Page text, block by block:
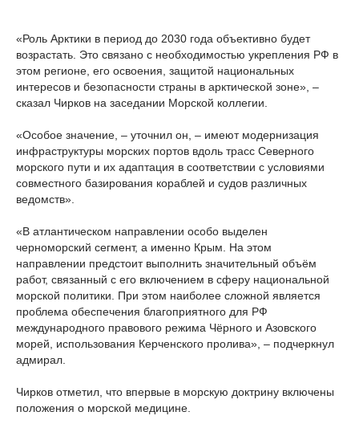
«Роль Арктики в период до 2030 года объективно будет
возрастать. Это связано с необходимостью укрепления РФ в
этом регионе, его освоения, защитой национальных
интересов и безопасности страны в арктической зоне», –
сказал Чирков на заседании Морской коллегии.
«Особое значение, – уточнил он, – имеют модернизация
инфраструктуры морских портов вдоль трасс Северного
морского пути и их адаптация в соответствии с условиями
совместного базирования кораблей и судов различных
ведомств».
«В атлантическом направлении особо выделен
черноморский сегмент, а именно Крым. На этом
направлении предстоит выполнить значительный объём
работ, связанный с его включением в сферу национальной
морской политики. При этом наиболее сложной является
проблема обеспечения благоприятного для РФ
международного правового режима Чёрного и Азовского
морей, использования Керченского пролива», – подчеркнул
адмирал.
Чирков отметил, что впервые в морскую доктрину включены
положения о морской медицине.